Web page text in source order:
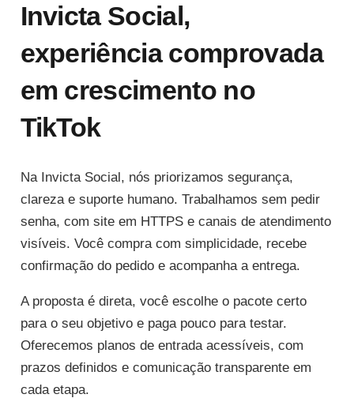
Invicta Social,
experiência comprovada
em crescimento no
TikTok
Na Invicta Social, nós priorizamos segurança,
clareza e suporte humano. Trabalhamos sem pedir
senha, com site em HTTPS e canais de atendimento
visíveis. Você compra com simplicidade, recebe
confirmação do pedido e acompanha a entrega.
A proposta é direta, você escolhe o pacote certo
para o seu objetivo e paga pouco para testar.
Oferecemos planos de entrada acessíveis, com
prazos definidos e comunicação transparente em
cada etapa.